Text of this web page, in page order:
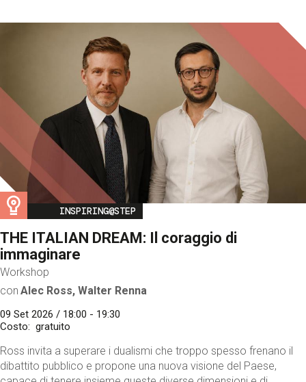
Image
INSPIRING@STEP
THE ITALIAN DREAM: Il coraggio di
immaginare
Workshop
con Alec Ross, Walter Renna
09 Set 2026 / 18:00 - 19:30
Costo
gratuito
Ross invita a superare i dualismi che troppo spesso frenano il
dibattito pubblico e propone una nuova visione del Paese,